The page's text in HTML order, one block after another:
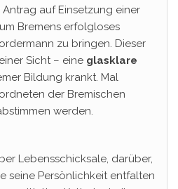
auf Einsetzung einer
Bremens erfolgloses
zu bringen. Dieser
Sicht – eine glasklare
Bildung krankt. Mal
der Bremischen
werden.
Lebensschicksale, darüber,
seine Persönlichkeit entfalten